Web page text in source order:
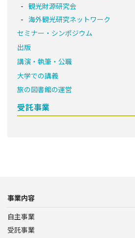
観光財源研究会
海外観光研究ネットワーク
セミナー・シンポジウム
出版
講演・執筆・公職
大学での講義
旅の図書館の運営
受託事業
事業内容
自主事業
受託事業